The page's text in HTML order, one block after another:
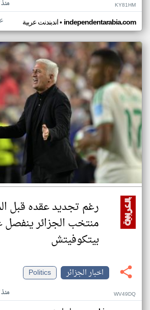
منذ ٣ أيام KY81HM
اندبندنت عربية• independentarabia.com
رغم تجديد عقده قبل
منتخب الجزائر ينفصل
بيتكوفيتش
اخبار الجزائر
Politics
منذ ٣ أيام WV49DQ